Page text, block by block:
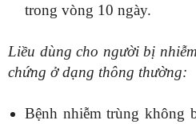
trong vòng 10 ngày.
Liều dùng cho người bị
chứng ở dạng thông thường:
Bệnh nhiễm trùng không